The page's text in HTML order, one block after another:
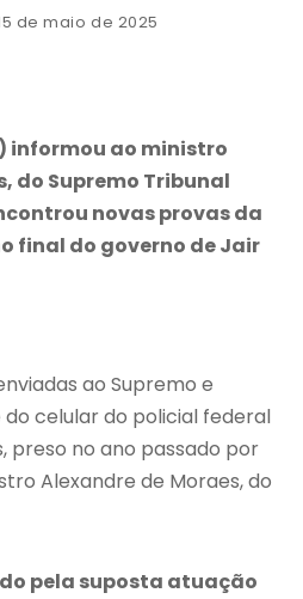
de maio de 2025
informou ao ministro
do Supremo Tribunal
novas provas da
final do governo de Jair
ao Supremo e
celular do policial federal
preso no ano passado por
Alexandre de Moraes, do
pela suposta atuação